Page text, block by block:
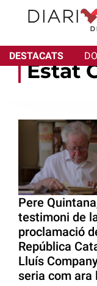
DESTACATS
Estat
Pere
testimoni de
proclamació
República
Lluís
seria com ara